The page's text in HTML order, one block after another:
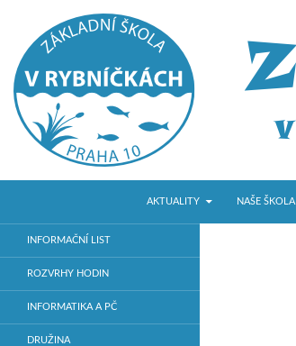
ZŠ V RybníčkáchAKTUALITY
NAŠE ŠKOLA
Základní škola v Praze 10
INFORMAČNÍ LIST
ROZVRHY HODIN
INFORMATIKA A PČ
DRUŽINA